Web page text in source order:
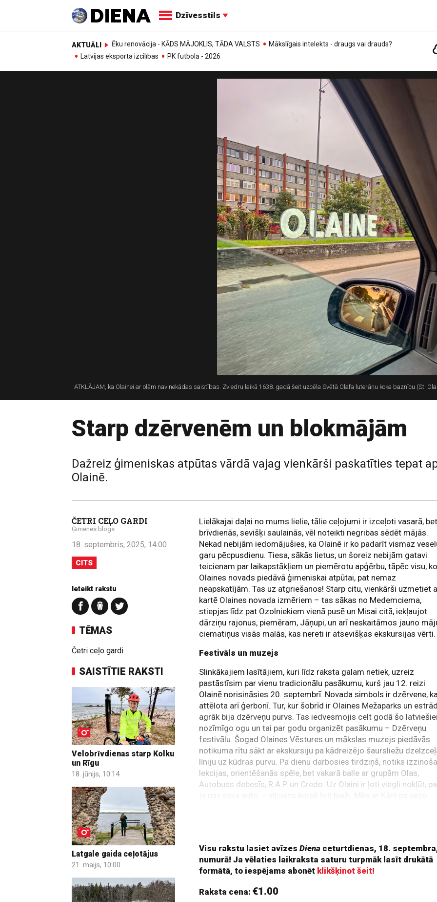
Dzīvesstils
AKTUĀLI Ēku renovācija - KĀDS MĀJOKLIS, TĀDA VALSTS
Mākslīgais intelekts - draugs vai drauds?
Latvijas eksporta izcilības
PK futbolā - 2026
ATKLĀJAM, ka Olainei ar olām nav nekādas saistības. Zviedru laikā 1638. gadā šeit uzcēla Svētā Olafa luterāņu koka baznīcu (St.
Starp dzērvenēm un blokmājām
Dažreiz ģimeniskas atpūtas vārdā vajag vienkārši paskatīties tepat
Olainē.
ČETRI CEĻO GARDI
Ģimenes blogs
18. septembris, 2025, 14:00
CITS
Ieteikt rakstu
TĒMAS
Četri ceļo gardi
SAISTĪTIE RAKSTI
Velobrīvdienas starp Kolku
un Rīgu
18. jūnijs, 10:14
Latgale gaida ceļotājus
21. maijs, 10:00
Lielākajai daļai no mums lielie, tālie ceļojumi ir izceļoti vasarā,
brīvdienās, sevišķi saulainās, vēl noteikti negribas sēdēt mājās.
Nekad nebijām iedomājušies, ka Olainē ir ko padarīt vismaz
garu pēcpusdienu. Tiesa, sākās lietus, un šoreiz nebijām gatavi
teicienam par laikapstākļiem un piemērotu apģērbu, tāpēc visu,
Olaines novads piedāvā ģimeniskai atpūtai, pat nemaz
neapskatījām. Tas uz atgriešanos! Starp citu, vienkārši uzmetiet
kartē Olaines novada izmēriem – tas sākas no Medemciema,
stiepjas līdz pat Ozolniekiem vienā pusē un Misai citā, iekļaujot
dārziņu rajonus, piemēram, Jāņupi, un arī neskaitāmos jauno
ciematiņus visās malās, kas nereti ir atsevišķas ekskursijas vērti.
Festivāls un muzejs
Slinkākajiem lasītājiem, kuri līdz raksta galam netiek, uzreiz
pastāstīsim par vienu tradicionālu pasākumu, kurš jau 12. reizi
Olainē norisināsies 20. septembrī. Novada simbols ir dzērvene,
attēlota arī ģerbonī. Tur, kur šobrīd ir Olaines Mežaparks un
agrāk bija dzērveņu purvs. Tas iedvesmojis celt godā šo
nozīmīgo ogu un tai par godu organizēt pasākumu – Dzērveņu
festivālu. Šogad Olaines Vēstures un mākslas muzejs piedāvās
notikuma rītu sākt ar ekskursiju pa kādreizējo šaursliežu
līniju uz kūdras purvu. Pa dienu darbosies tirdziņš, notiks
lekcijas, orientēšanās spēle, bet vakarā balle ar grupām Olas,
Autobuss debesīs, R.A.P. un Credo. Uz Olaini ir ļoti viegli nokļūt,
Visu rakstu lasiet avīzesDiena ceturtdienas, 18.
numurā! Ja vēlaties laikraksta saturu turpmāk lasīt drukātā
formātā, to iespējams abonēt klikšķinot šeit!
Raksta cena:€1.00